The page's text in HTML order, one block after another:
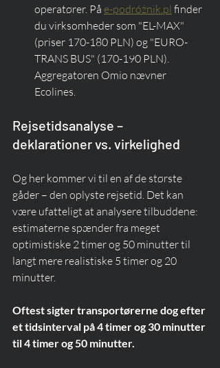
operatører. På e-podróżnik.pl finder
du virksomheder som "EL-MAX"
(priser 170-180 PLN) og "EURO-
TRANS BUS" (170-190 PLN).
Aggregatoren Omio nævner
Ecolines.
Rejsetidsanalyse –
deklarationer vs. virkelighed
Og her kommer vi til en af de største
gåder – den oplyste rejsetid. Det kan
være ufatteligt at analysere tilbuddene:
estimaterne spænder fra meget
optimistiske 2 timer og 50 minutter til
langt mere realistiske 5 timer og 20
minutter.
Oftest sigter transportørerne dog efter
et tidsinterval på 4 timer og 30 minutter
til 4 timer og 50 minutter.